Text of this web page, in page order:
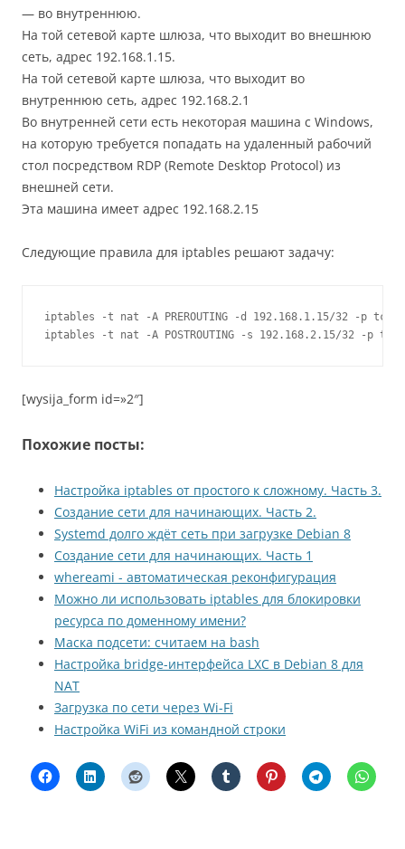
— во внутреннюю.
На той сетевой карте шлюза, что выходит во внешнюю
сеть, адрес 192.168.1.15.
На той сетевой карте шлюза, что выходит во
внутреннюю сеть, адрес 192.168.2.1
Во внутренней сети есть некоторая машина с Windows,
на которую требуется попадать на удаленный рабочий
стол посредством RDP (Remote Desktop Protocol) из
внешней сети.
Эта машина имеет адрес 192.168.2.15
Следующие правила для iptables решают задачу:
iptables -t nat -A PREROUTING -d 192.168.1.15/32 -p
iptables -t nat -A POSTROUTING -s 192.168.2.15/32 -p
[wysija_form id=»2″]
Похожие посты:
Настройка iptables от простого к сложному. Часть 3.
Создание сети для начинающих. Часть 2.
Systemd долго ждёт сеть при загрузке Debian 8
Создание сети для начинающих. Часть 1
whereami - автоматическая реконфигурация
Можно ли использовать iptables для блокировки
ресурса по доменному имени?
Маска подсети: считаем на bash
Настройка bridge-интерфейса LXC в Debian 8 для
NAT
Загрузка по сети через Wi-Fi
Настройка WiFi из командной строки